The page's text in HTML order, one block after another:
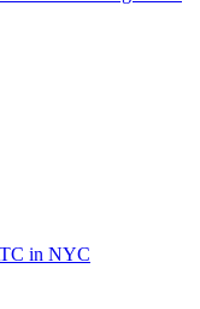
in NYC